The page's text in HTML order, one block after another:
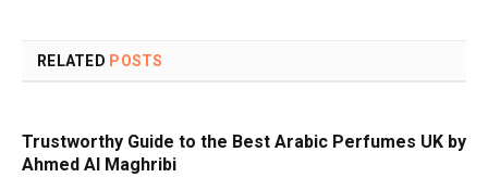
RELATED POSTS
Trustworthy Guide to the Best Arabic Perfumes UK by
Ahmed Al Maghribi